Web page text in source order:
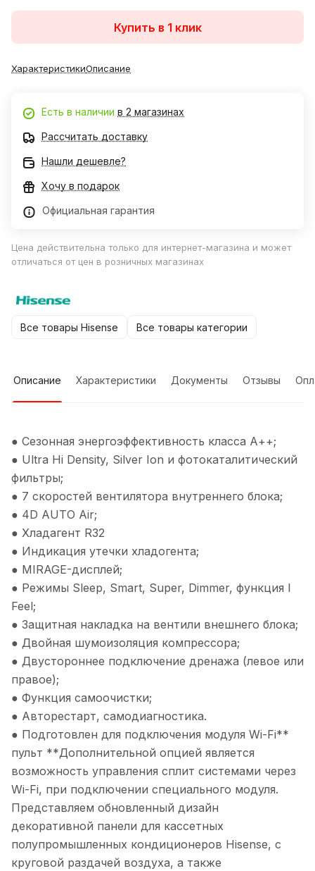
Купить в 1 клик
ХарактеристикиОписание
Есть в наличии в 2 магазинах
Рассчитать доставку
Нашли дешевле?
Хочу в подарок
Официальная гарантия
Цена действительна только для интернет-магазина и может
отличаться от цен в розничных магазинах
Все товары Hisense Все товары категории
Описание Характеристики Документы Отзывы
● Сезонная энергоэффективность класса А++;
● Ultra Hi Density, Silver Ion и фотокаталитический
фильтры;
● 7 скоростей вентилятора внутреннего блока;
● 4D AUTO Air;
● Хладагент R32
● Индикация утечки хладогента;
● MIRAGE-дисплей;
● Режимы Sleep, Smart, Super, Dimmer, функция I
Feel;
● Защитная накладка на вентили внешнего блока;
● Двойная шумоизоляция компрессора;
● Двустороннее подключение дренажа (левое или
правое);
● Функция самоочистки;
● Авторестарт, самодиагностика.
● Подготовлен для подключения модуля Wi-Fi**
пульт **Дополнительной опцией является
возможность управления сплит системами через
Wi-Fi, при подключении специального модуля.
Представляем обновленный дизайн
декоративной панели для кассетных
полупромышленных кондиционеров Hisense, с
круговой раздачей воздуха, а также